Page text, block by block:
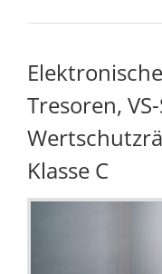
Tresoren,
Klasse C